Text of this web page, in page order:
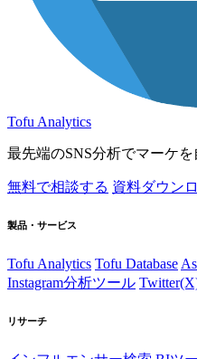
Tofu Analytics
最先端のSNS分析でマーケ
無料で相談する 資料ダウン
製品・サービス
Tofu Analytics Tofu Database
Instagram分析ツール
リサーチ